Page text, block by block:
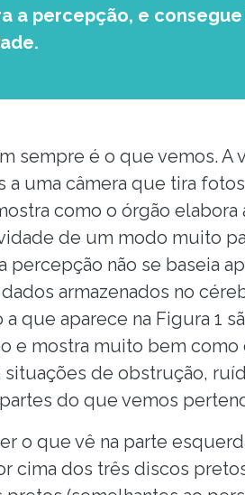
a percepção, e
sempre é o que vemos. A
a uma câmera que tira
como o órgão
de um modo muito
percepção não se baseia
armazenados no
que aparece na Figura 1
e mostra muito bem
de obstrução,
do que vemos
o que vê na parte
cima dos três discos